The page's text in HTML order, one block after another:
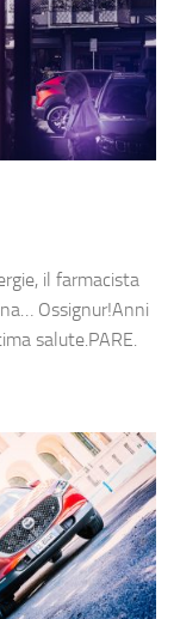
il farmacista
Ossignur!Anni
salute.PARE.